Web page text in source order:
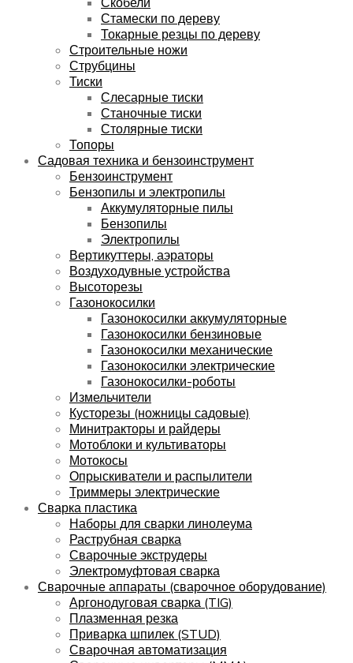
Стамески по дереву
Токарные резцы по дереву
Строительные ножи
Струбцины
Тиски
Слесарные тиски
Станочные тиски
Столярные тиски
Топоры
Садовая техника и бензоинструмент
Бензоинструмент
Бензопилы и электропилы
Аккумуляторные пилы
Бензопилы
Электропилы
Вертикуттеры, аэраторы
Воздуходувные устройства
Высоторезы
Газонокосилки
Газонокосилки аккумуляторные
Газонокосилки бензиновые
Газонокосилки механические
Газонокосилки электрические
Газонокосилки-роботы
Измельчители
Кусторезы (ножницы садовые)
Минитракторы и райдеры
Мотоблоки и культиваторы
Мотокосы
Опрыскиватели и распылители
Триммеры электрические
Сварка пластика
Наборы для сварки линолеума
Раструбная сварка
Сварочные экструдеры
Электромуфтовая сварка
Сварочные аппараты (сварочное оборудование)
Аргонодуговая сварка (TIG)
Плазменная резка
Приварка шпилек (STUD)
Сварочная автоматизация